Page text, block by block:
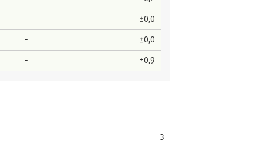
- ±0,0
- ±0,0
- +0,9
3